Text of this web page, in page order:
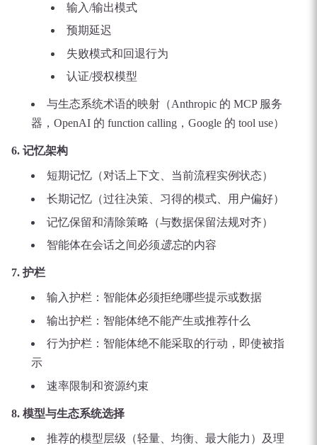
输入/输出模式
预期延迟
失败模式和回退行为
认证/授权模型
与生态系统术语的映射（Anthropic 的 MCP 服务
器，OpenAI 的 function calling，Google 的 tool use）
6. 记忆架构
短期记忆（对话上下文、当前流程实例状态）
长期记忆（过往决策、习得的模式、用户偏好）
记忆保留和清除策略（与数据保留法规对齐）
智能体在会话之间必须遗忘的内容
7. 护栏
输入护栏：智能体必须拒绝哪些提示或数据
输出护栏：智能体绝不能产生或推荐什么
行为护栏：智能体绝不能采取的行动，即使被指
示
速率限制和资源约束
8. 模型与生态系统选择
推荐的模型层级（轻量、均衡、最大能力）及理